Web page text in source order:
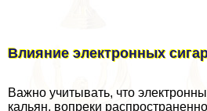
Влияние электронных
Важно учитывать, что
кальян, вопреки